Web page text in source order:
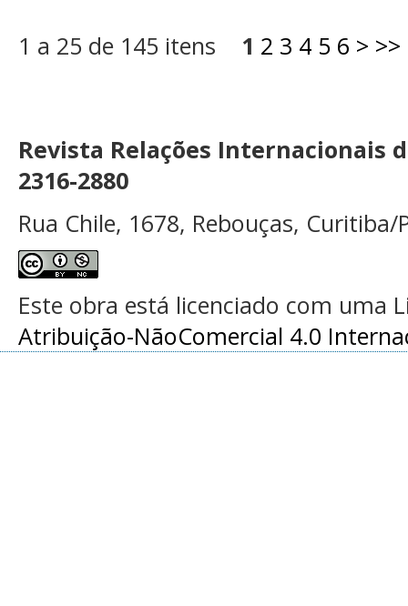
1 a 25 de 145 itens 1 2 3 4 5 6 > >>
Revista Relações Internacionais
2316-2880
Rua Chile, 1678, Rebouças, Curitiba/
Este obra está licenciado com uma
Atribuição-NãoComercial 4.0